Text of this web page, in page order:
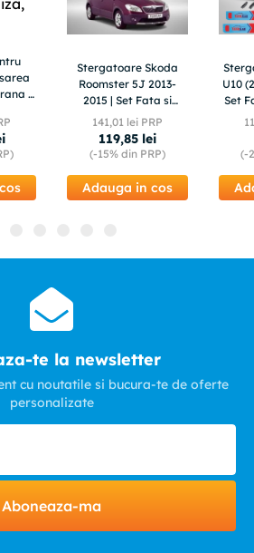
+
Stergatoare Skoda
Roomster 5J 2013-
2015 | Set Fata si
Spate Flat – TeamCar®
141,01lei PRP
119,85 lei
(-15%din PRP)
Adauga in cos
U10
Set
(-
te la newsletter
cu noutatile si bucura-te de oferte
personalizate
Aboneaza-ma